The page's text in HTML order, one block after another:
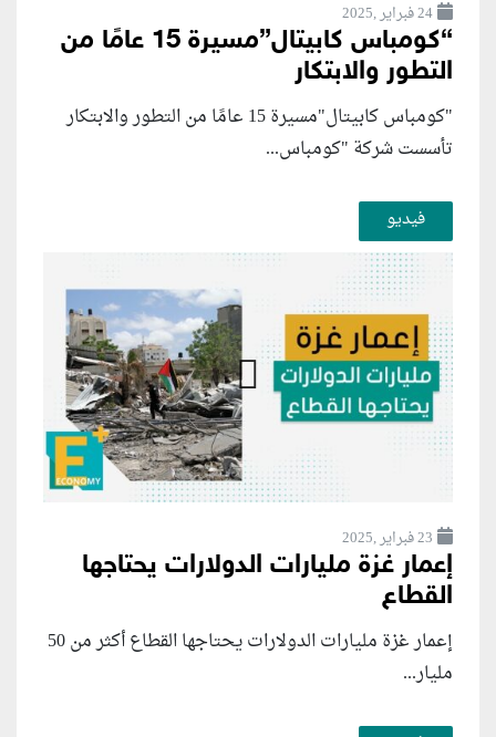
24 فبراير ,2025
“كومباس كابيتال”مسيرة 15 عامًا من
التطور والابتكار
"كومباس كابيتال"مسيرة 15 عامًا من التطور والابتكار
تأسست شركة "كومباس...
فيديو
23 فبراير ,2025
إعمار غزة مليارات الدولارات يحتاجها
القطاع
إعمار غزة مليارات الدولارات يحتاجها القطاع أكثر من 50
مليار...